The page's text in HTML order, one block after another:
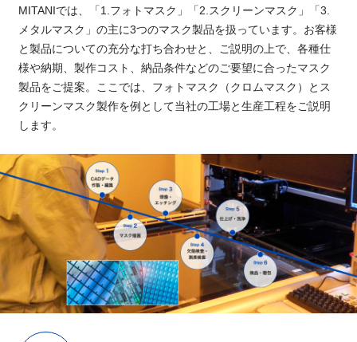
MITANIでは、「1.フォトマスク」「2.スクリーンマスク」「3.
メタルマスク」の主に3つのマスク製品を扱っています。お客様
と製品についての充分な打ち合わせと、ご説明の上で、各種仕
様や納期、製作コスト、納品条件などのご要望に合ったマスク
製品をご提案。ここでは、フォトマスク（クロムマスク）とス
クリーンマスク製作を例として当社の工場と生産工程をご説明
します。